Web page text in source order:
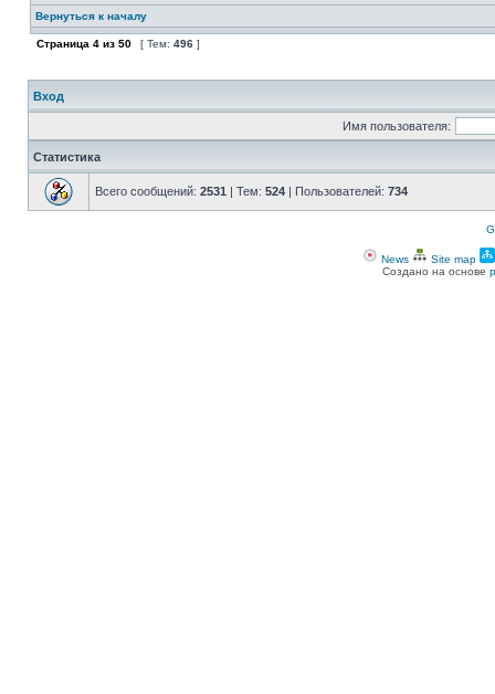
Вернуться к началу
Страница 4 из 50 [ Тем: 496 ]
Вход
Имя пользователя:
Статистика
Всего сообщений: 2531 | Тем: 524 | Пользователей: 734
News Site map
Создано на основе